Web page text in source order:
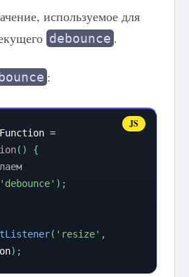
используемое для
debounce .
:
=
( )
{
'debounce' ) ;
( 'resize' ,
) ;